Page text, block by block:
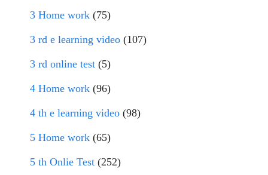
3 Home work (75)
3 rd e learning video (107)
3 rd online test (5)
4 Home work (96)
4 th e learning video (98)
5 Home work (65)
5 th Onlie Test (252)